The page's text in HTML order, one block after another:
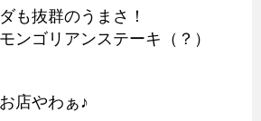
も抜群のうまさ！
ンゴリアンステーキ（？）
店やわぁ♪